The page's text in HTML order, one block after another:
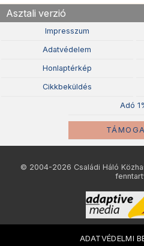
Asztali verzió
Impresszum
Adatvédelem
Honlaptérkép
Cikkbeküldés
Adó
© 2004-2026 Családi Háló
ADATVÉDELMI